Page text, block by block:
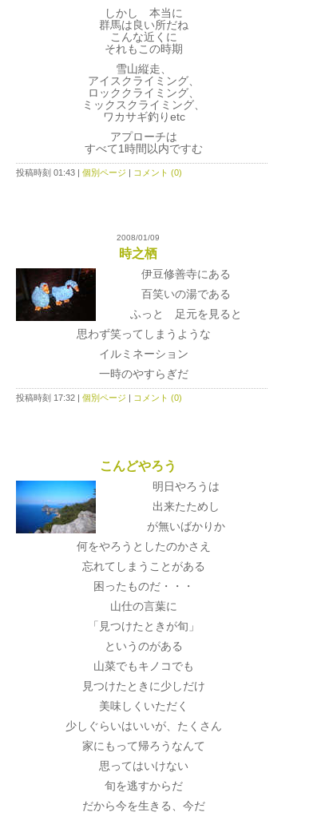
しかし 本当に
群馬は良い所だね
こんな近くに
それもこの時期
雪山縦走、
アイスクライミング、
ロッククライミング、
ミックスクライミング、
ワカサギ釣りetc
アプローチは
すべて1時間以内ですむ
投稿時刻 01:43 | 個別ページ | コメント (0)
2008/01/09
時之栖
伊豆修善寺にある
百笑いの湯である
ふっと 足元を見ると
思わず笑ってしまうような
イルミネーション
一時のやすらぎだ
投稿時刻 17:32 | 個別ページ | コメント (0)
こんどやろう
明日やろうは
出来たためし
が無いばかりか
何をやろうとしたのかさえ
忘れてしまうことがある
困ったものだ・・・
山仕の言葉に
「見つけたときが旬」
というのがある
山菜でもキノコでも
見つけたときに少しだけ
美味しくいただく
少しぐらいはいいが、たくさん
家にもって帰ろうなんて
思ってはいけない
旬を逃すからだ
だから今を生きる、今だ